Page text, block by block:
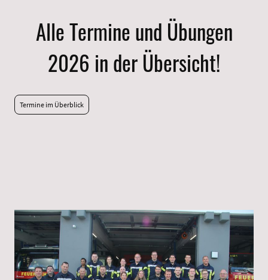
Alle Termine und Übungen
2026 in der Übersicht!
Termine im Überblick